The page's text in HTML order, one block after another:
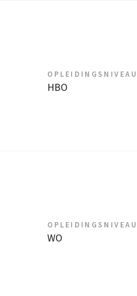
OPLEIDINGSNIVEAU
HBO
OPLEIDINGSNIVEAU
WO